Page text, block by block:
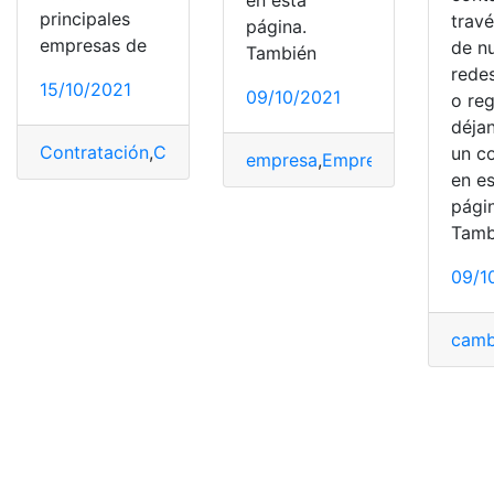
principales
empresas de
15/10/2021
Contratación,Contratos contratos de cuentas
página.
También
09/10/2021
empresa,Empresas
de
o
un
en
09/